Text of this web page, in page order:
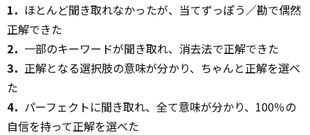
1． ほとんど聞き取れなかったが、当てずっぽう／勘で偶然
正解できた
2． 一部のキーワードが聞き取れ、消去法で正解できた
3． 正解となる選択肢の意味が分かり、ちゃんと正解を選べ
た
4． パーフェクトに聞き取れ、全て意味が分かり、100％の
自信を持って正解を選べた